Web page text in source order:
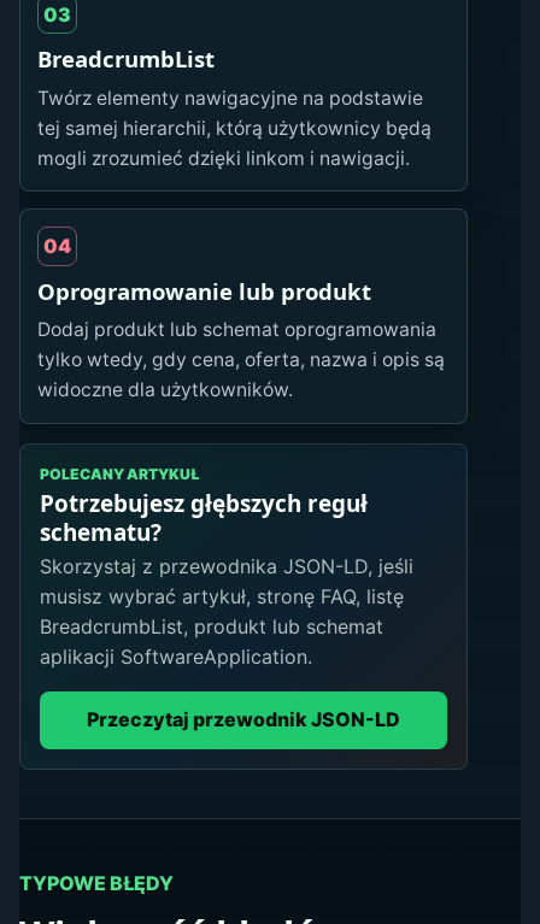
03
BreadcrumbList
Twórz elementy nawigacyjne na podstawie
tej samej hierarchii, którą użytkownicy będą
mogli zrozumieć dzięki linkom i nawigacji.
04
Oprogramowanie lub produkt
Dodaj produkt lub schemat oprogramowania
tylko wtedy, gdy cena, oferta, nazwa i opis są
widoczne dla użytkowników.
POLECANY ARTYKUŁ
Potrzebujesz głębszych reguł
schematu?
Skorzystaj z przewodnika JSON-LD, jeśli
musisz wybrać artykuł, stronę FAQ, listę
BreadcrumbList, produkt lub schemat
aplikacji SoftwareApplication.
Przeczytaj przewodnik JSON-LD
TYPOWE BŁĘDY